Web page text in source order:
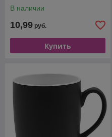
В наличии
10,99 руб.
Купить